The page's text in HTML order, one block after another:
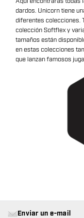
dardos. Unicorn tiene
diferentes colecciones.
colección Softflex y
tamaños están
en estas colecciones
que lanzan famosos
Enviar un e-mail